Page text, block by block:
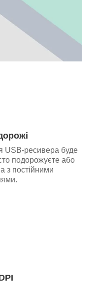
USB-ресивера буде
подорожуєте або
з постійними